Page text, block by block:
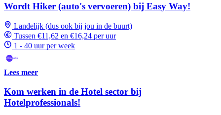
Wordt Hiker (auto's vervoeren) bij Easy Way!
Landelijk (dus ook bij jou in de buurt)
Tussen €11,62 en €16,24 per uur
1 - 40 uur per week
Lees meer
Kom werken in de Hotel sector bij
Hotelprofessionals!